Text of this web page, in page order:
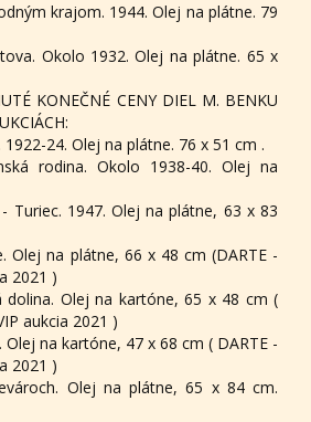
krajom. 1944. Olej na plátne. 79
Okolo 1932. Olej na plátne. 65 x
KONEČNÉ CENY DIEL M. BENKU
24. Olej na plátne. 76 x 51 cm .
rodina. Okolo 1938-40. Olej na
Turiec. 1947. Olej na plátne, 63 x 83
Olej na plátne, 66 x 48 cm (DARTE -
2021 )
dolina. Olej na kartóne, 65 x 48 cm (
aukcia 2021 )
na kartóne, 47 x 68 cm ( DARTE -
2021 )
Olej na plátne, 65 x 84 cm.